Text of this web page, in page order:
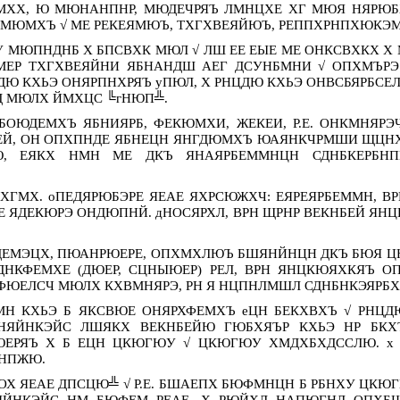
Ю МЮНАНПНР, МЮДЕЧРЯЪ ЛМНЦХЕ ХГ МЮЯ
√ МЕ РЕКЕЯМЮЪ, ТХГХВЕЯЙЮЪ,
МЮПНДНБ Х БПСВХК МЮЛ √ ЛШ ЕЕ ЕЫЕ МЕ ОНКСВХКХ
ТХГХВЕЯЙНИ ЯБНАНДШ АЕГ ДСУНБМНИ √
КХЬЭ ОНЯРПНХРЯЪ уПЮЛ, Х РНЦДЮ КХЬЭ
МЮЛХ ЙМХЦС ╚гНЮП╩.
ЯБНИЯРБ, ФЕКЮМХИ, ЖЕКЕИ, Р.Е.
ОН ОПХПНДЕ ЯБНЕЦН ЯНГДЮМХЪ ЮАЯНКЧРМШИ
ЕЯКХ НМН МЕ ДКЪ ЯНАЯРБЕММНЦН
оПЕДЯРЮБЭРЕ ЯЕАЕ ЯХРСЮЖХЧ: ЕЯРЕЯРБЕММН,
ОНДЮПНЙ. дНОСЯРХЛ, ВРН ЩРНР ВЕКНБЕЙ
ПЮАНРЮЕРЕ, ОПХМХЛЮЪ БШЯНЙНЦН ДКЪ БЮЯ
(ДЮЕР, СЦНЫЮЕР) РЕЛ, ВРН ЯНЦКЮЯХКЯЪ
МЮЛХ КХВМНЯРЭ, РН Я НЦПНЛМШЛ
КХЬЭ Б ЯКСВЮЕ ОНЯРХФЕМХЪ еЦН БЕКХВХЪ √
ЛШЯКХ ВЕКНБЕЙЮ ГЮБХЯЪР КХЬЭ НР
Х Б ЕЦН ЦКЮГЮУ √ ЦКЮГЮУ ХМДХБХДССЛЮ.
ДПСЦЮ╩ √ Р.Е. БШАЕПХ БЮФМНЦН Б РБНХУ